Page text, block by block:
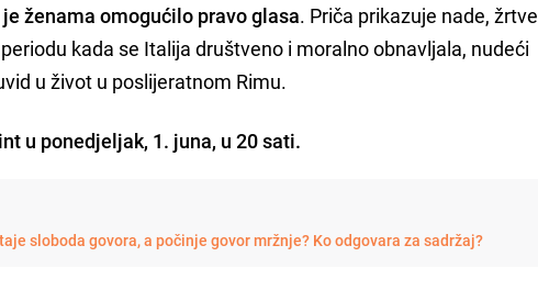
ženama omogućilo pravo glasa. Priča prikazuje nade, žrtve
kada se Italija društveno i moralno obnavljala, nudeći
u život u poslijeratnom Rimu.
u ponedjeljak, 1. juna, u 20 sati.
sloboda govora, a počinje govor mržnje? Ko odgovara za sadržaj?